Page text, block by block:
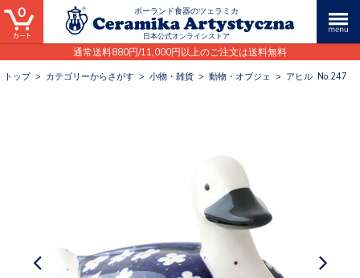
ポーランド食器のツェラミカ
日本公式オンラインストア
通常送料880円/11,000円以上のご注文は送料無料
0
トップ> カテゴリーからさがす > 小物・雑貨 > 動物・オブジェ > アヒル No.247